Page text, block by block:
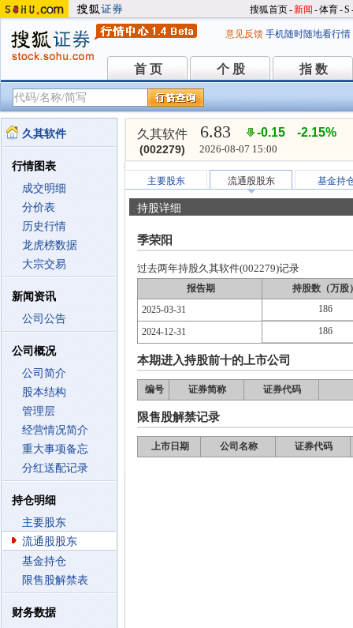
搜狐首页-新闻 -体育-S
意见反馈 手机随时随地看行情
首 页
首 页 个 股
个 股 指 数
指 数
久其软件
行情图表
成交明细
分价表
历史行情
龙虎榜数据
大宗交易
新闻资讯
公司公告
公司概况
公司简介
股本结构
管理层
经营情况简介
重大事项备忘
分红送配记录
持仓明细
主要股东
流通股股东
基金持仓
限售股解禁表
财务数据
久其软件
(002279)
6.83 -0.15 -2.15%
2026-08-07 15:00
主要股东 流通股股东 基金持
持股详细
季荣阳
过去两年持股久其软件(002279)记录
报告期
持股数（万股
2025-03-31
186
2024-12-31 186
本期进入持股前十的上市公司
编号 证券简称 证券代码
限售股解禁记录
上市日期 公司名称 证券代码